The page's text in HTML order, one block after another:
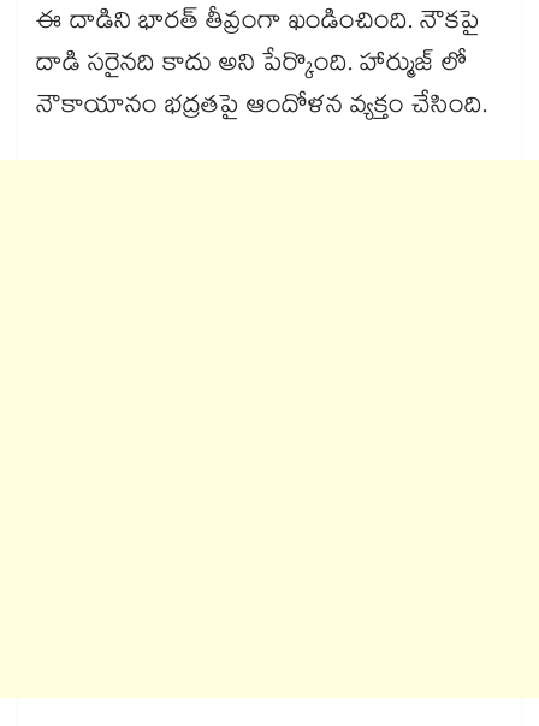
ఈ దాడిని భారత్ తీవ్రంగా ఖండించింది. నౌకపై
దాడి సరైనది కాదు అని పేర్కొంది. హార్ముజ్ లో
నౌకాయానం భద్రతపై ఆందోళన వ్యక్తం చేసింది.